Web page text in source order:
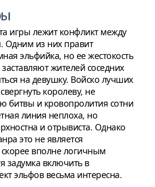
игры лежит конфликт между
Одним из них правит
эльфийка, но ее жестокость
жителей соседних
на девушку. Войско лучших
королеву, не
и кровопролития сотни
линия неплоха, но
и отрывиста. Однако
это не является
скорее вполне логичным
задумка включить в
эльфов весьма интересна.